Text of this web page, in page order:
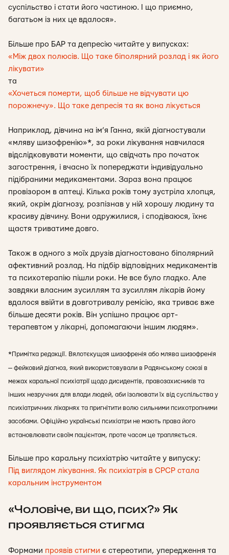
суспільство і стати його частиною. І що приємно,
багатьом із них це вдалося».
Більше про БАР та депресію читайте у випусках:
«Між двох полюсів. Що таке біполярний розлад і як його
лікувати»
та
«Хочеться померти, щоб більше не відчувати цю
порожнечу». Що таке депресія та як вона лікується
Наприклад, дівчина на ім’я Ганна, якій діагностували
«мляву шизофренію»*, за роки лікування навчилася
відслідковувати моменти, що свідчать про початок
загострення, і вчасно їх попереджати індивідуально
підібраними медикаментами. Зараз вона працює
провізором в аптеці. Кілька років тому зустріла хлопця,
який, окрім діагнозу, розпізнав у ній хорошу людину та
красиву дівчину. Вони одружилися, і сподіваюся, їхнє
щастя триватиме довго.
Також в одного з моїх друзів діагностовано біполярний
афективний розлад. На підбір відповідних медикаментів
та психотерапію пішли роки. Не все було гладко. Але
завдяки власним зусиллям та зусиллям лікарів йому
вдалося ввійти в довготривалу ремісію, яка триває вже
більше десяти років. Він успішно працює арт-
терапевтом у лікарні, допомагаючи іншим людям».
*Примітка редакції. Вялотєкущая шизофренія або млява шизофренія
— фейковий діагноз, який використовували в Радянському союзі в
межах каральної психіатрії щодо дисидентів, правозахисників та
інших незручних для влади людей, аби ізолювати їх від суспільства у
психіатричних лікарнях та пригнітити волю сильними психотропними
засобами. Офіційно українські психіатри не мають права його
встановлювати своїм пацієнтам, проте часом це трапляється.
Більше про каральну психіатрію читайте у випуску:
Під виглядом лікування. Як психіатрія в СРСР стала
каральним інструментом
«Чоловіче, ви що, псих?» Як
проявляється стигма
Формами проявів стигми є стереотипи, упередження та